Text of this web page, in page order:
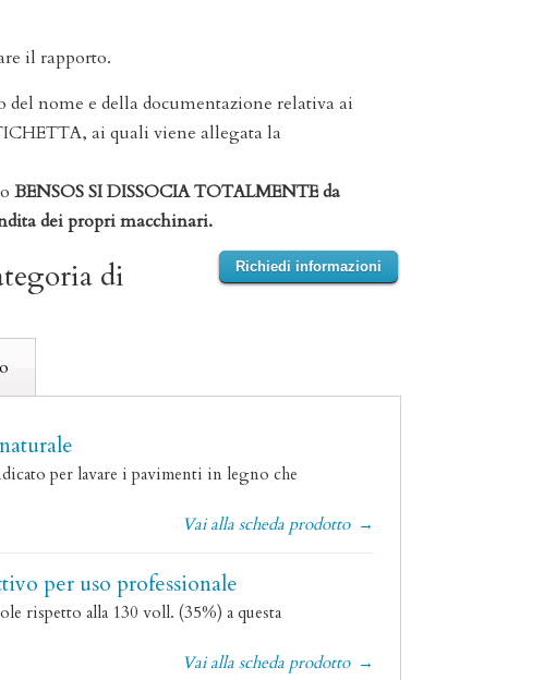
il rapporto.
del nome e della documentazione relativa ai
ai quali viene allegata la
BENSOS SI DISSOCIA TOTALMENTE da
dei propri macchinari.
Richiedi informazioni
di
per lavare i pavimenti in legno che
Vai alla scheda prodotto →
per uso professionale
rispetto alla 130 voll. (35%) a questa
Vai alla scheda prodotto →